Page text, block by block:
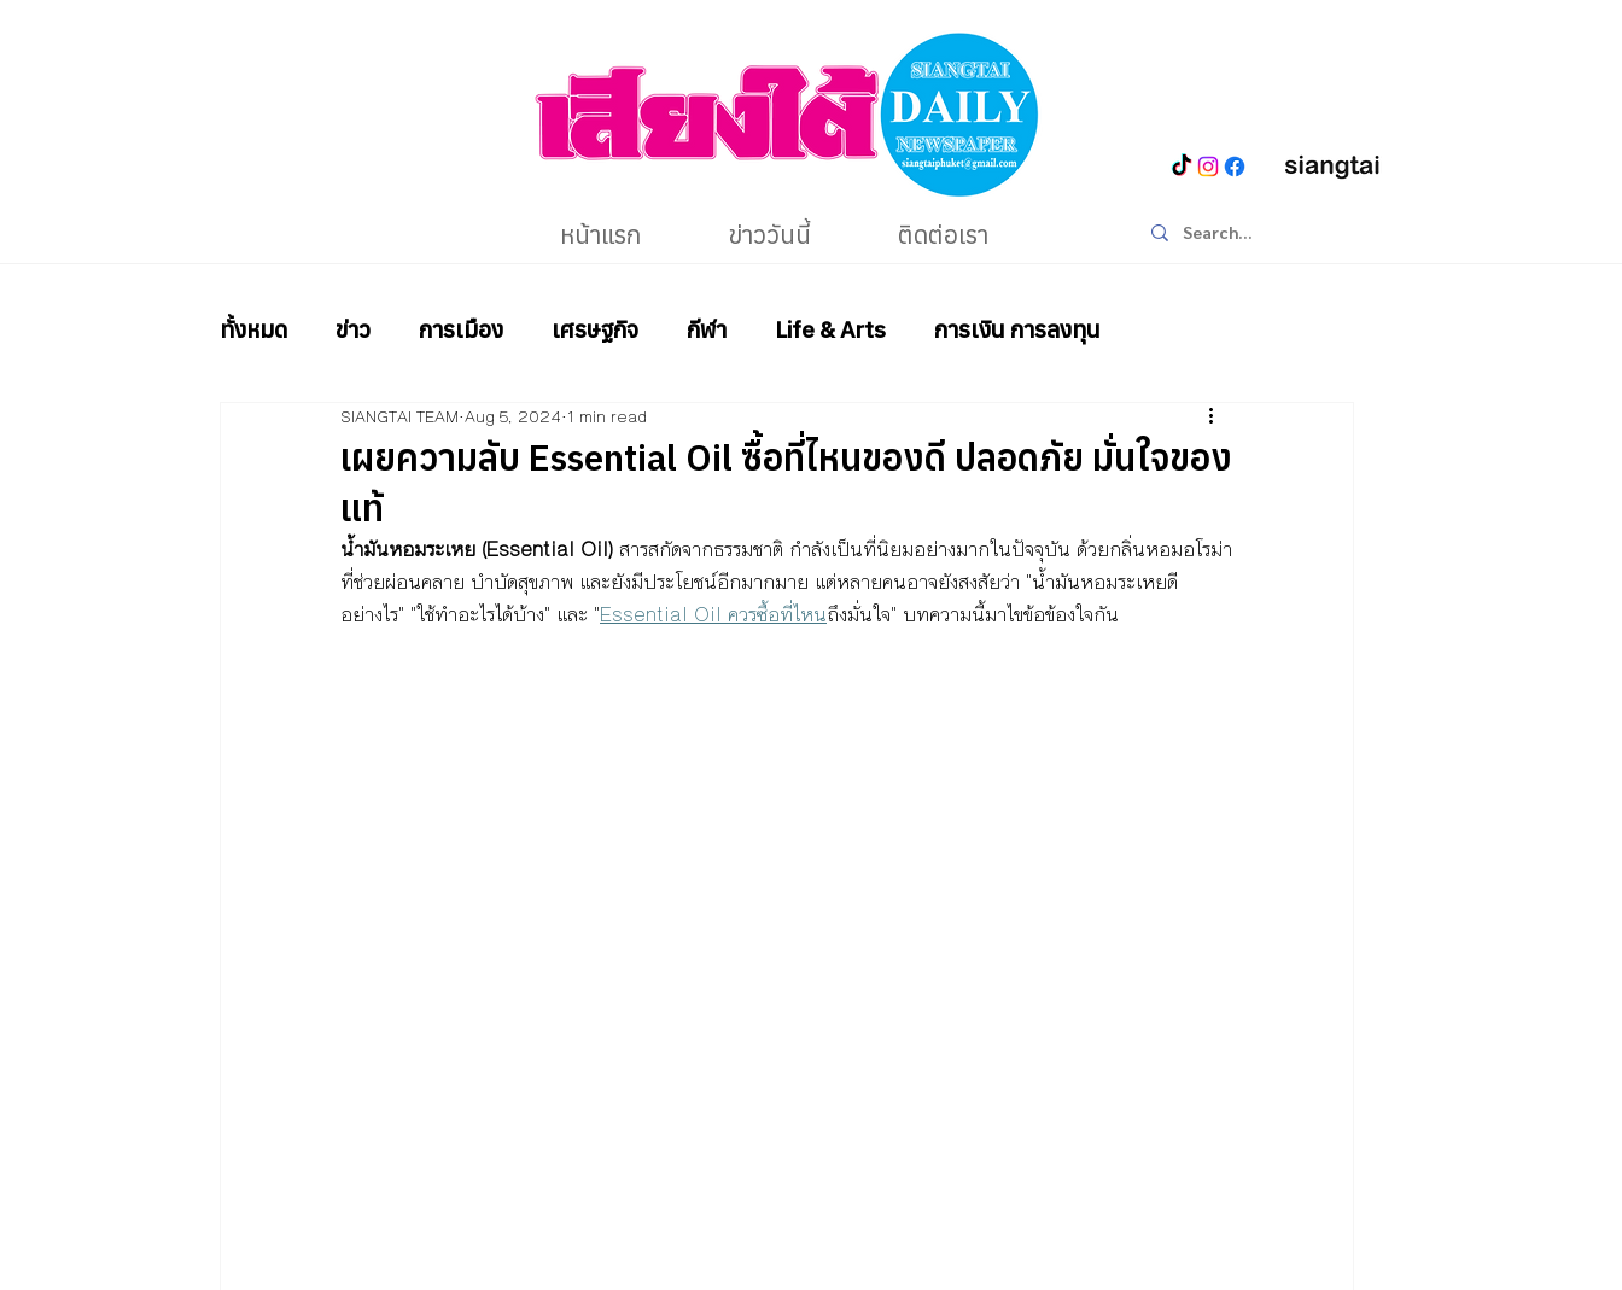
หน้าแรก ข่าววันนี้ ติดต่อเรา
ทั้งหมด ข่าว การเมือง เศรษฐกิจ กีฬา Life & Arts การเงิน การลงทุน
เผยความลับ Essential Oil ซื้อที่ไหนของดี ปลอดภัย มั่นใจของ
แท้
SIANGTAI TEAM Aug 5, 2024 1 min read
น้ำมันหอมระเหย (Essential Oil) สารสกัดจากธรรมชาติ กำลังเป็นที่นิยมอย่างมากในปัจจุบัน ด้วยกลิ่นหอมอโรม่า
ที่ช่วยผ่อนคลาย บำบัดสุขภาพ และยังมีประโยชน์อีกมากมาย แต่หลายคนอาจยังสงสัยว่า "น้ำมันหอมระเหยดี
อย่างไร" "ใช้ทำอะไรได้บ้าง" และ "Essential Oil ควรซื้อที่ไหนถึงมั่นใจ" บทความนี้มาไขข้อข้องใจกัน